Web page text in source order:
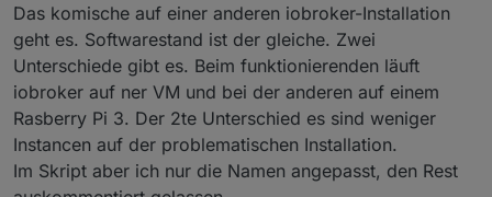
Das komische auf einer anderen iobroker-Installation
geht es. Softwarestand ist der gleiche. Zwei
Unterschiede gibt es. Beim funktionierenden läuft
iobroker auf ner VM und bei der anderen auf einem
Rasberry Pi 3. Der 2te Unterschied es sind weniger
Instancen auf der problematischen Installation.
Im Skript aber ich nur die Namen angepasst, den Rest